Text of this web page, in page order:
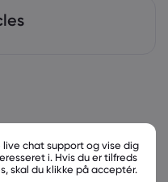
chat support og vise dig
i. Hvis du er tilfreds
skal du klikke på acceptér.